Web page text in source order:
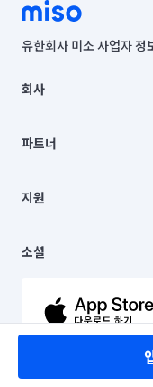
유한회사 미소 사업자 정
00019 |
주소 | 본사: 서울특별시
컨택센터 : 서울특별시 종
상품, 상품정보, 거래에 관
언론 보도 관련 문의:
© 유한회사 미소. Miso,
회사
채용
파트너
이사
지원
이용약관
문의하기
소셜
유튜브